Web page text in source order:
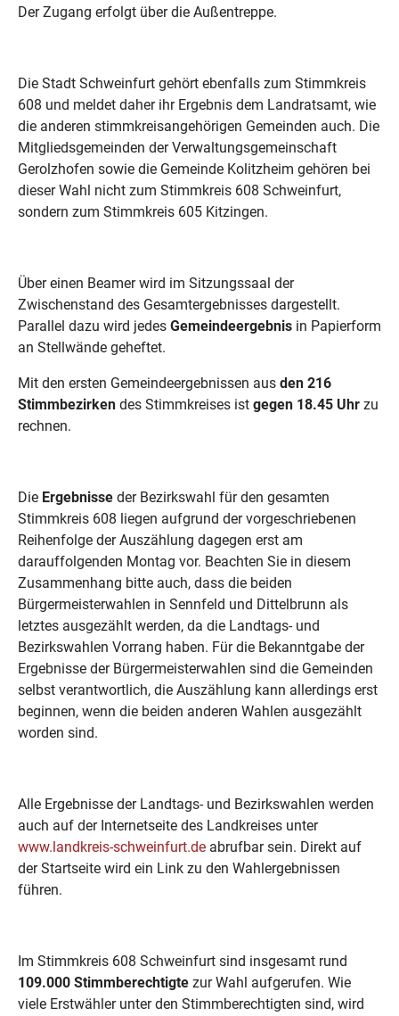
Der Zugang erfolgt über die Außentreppe.
Die Stadt Schweinfurt gehört ebenfalls zum Stimmkreis
608 und meldet daher ihr Ergebnis dem Landratsamt, wie
die anderen stimmkreisangehörigen Gemeinden auch. Die
Mitgliedsgemeinden der Verwaltungsgemeinschaft
Gerolzhofen sowie die Gemeinde Kolitzheim gehören bei
dieser Wahl nicht zum Stimmkreis 608 Schweinfurt,
sondern zum Stimmkreis 605 Kitzingen.
Über einen Beamer wird im Sitzungssaal der
Zwischenstand des Gesamtergebnisses dargestellt.
Parallel dazu wird jedes Gemeindeergebnis in Papierform
an Stellwände geheftet.
Mit den ersten Gemeindeergebnissen aus den 216
Stimmbezirken des Stimmkreises ist gegen 18.45 Uhr zu
rechnen.
Die Ergebnisse der Bezirkswahl für den gesamten
Stimmkreis 608 liegen aufgrund der vorgeschriebenen
Reihenfolge der Auszählung dagegen erst am
darauffolgenden Montag vor. Beachten Sie in diesem
Zusammenhang bitte auch, dass die beiden
Bürgermeisterwahlen in Sennfeld und Dittelbrunn als
letztes ausgezählt werden, da die Landtags- und
Bezirkswahlen Vorrang haben. Für die Bekanntgabe der
Ergebnisse der Bürgermeisterwahlen sind die Gemeinden
selbst verantwortlich, die Auszählung kann allerdings erst
beginnen, wenn die beiden anderen Wahlen ausgezählt
worden sind.
Alle Ergebnisse der Landtags- und Bezirkswahlen werden
auch auf der Internetseite des Landkreises unter
www.landkreis-schweinfurt.de abrufbar sein. Direkt auf
der Startseite wird ein Link zu den Wahlergebnissen
führen.
Im Stimmkreis 608 Schweinfurt sind insgesamt rund
109.000 Stimmberechtigte zur Wahl aufgerufen. Wie
viele Erstwähler unter den Stimmberechtigten sind, wird